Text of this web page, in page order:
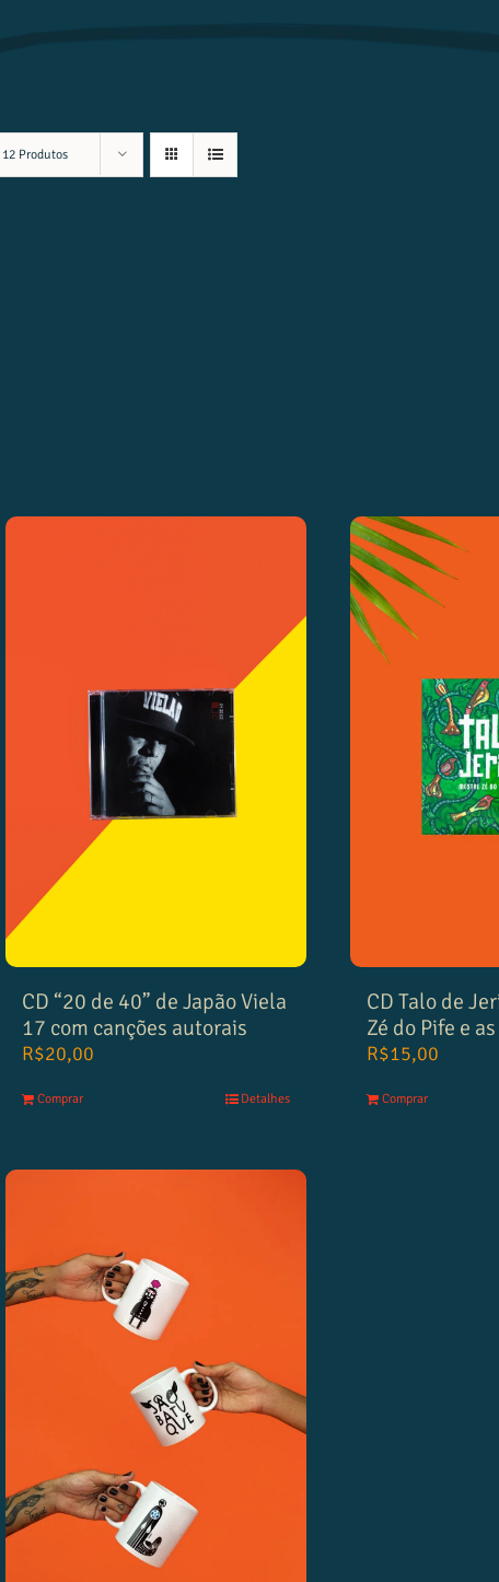
12 Produtos
CD “20 de 40” de Japão Viela
17 com canções autorais
R$20,00
Comprar Detalhes
CD Talo de
Zé do Pife e
R$15,00
Comprar